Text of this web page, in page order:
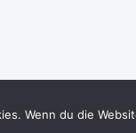
Wenn du die